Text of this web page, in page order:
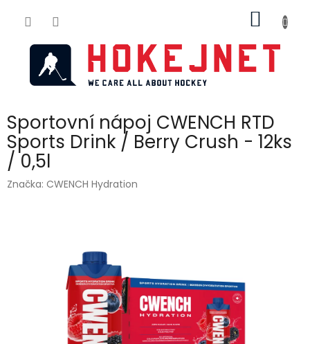
KOŠÍK
Sportovní nápoj CWENCH RTD
Sports Drink / Berry Crush - 12ks
/ 0,5l
Značka: CWENCH Hydration